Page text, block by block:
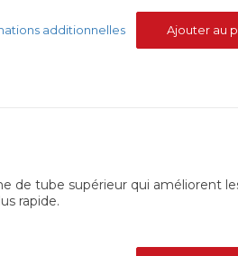
Ajouter au
additionnelles
de tube supérieur qui améliorent
rapide.